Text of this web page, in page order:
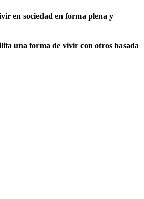
en sociedad en forma plena y
una forma de vivir con otros basada